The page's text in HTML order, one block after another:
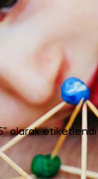
olarak etiketlendi